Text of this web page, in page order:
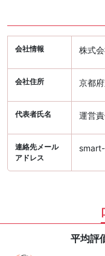
会社情報 株式
会社住所 京都
代表者氏名 運営
連絡先メール
アドレス
平均評